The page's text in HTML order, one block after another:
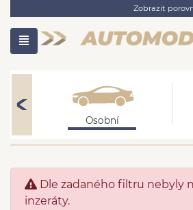
Zobrazit
Osobní
Dle zadaného filtru nebyly
inzeráty.